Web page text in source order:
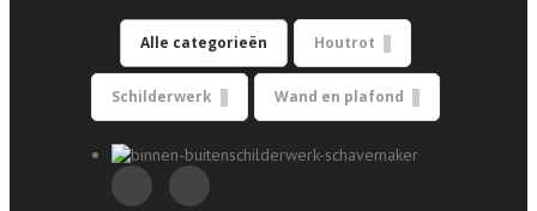
Alle categorieën Houtrot
Schilderwerk Wand en plafond